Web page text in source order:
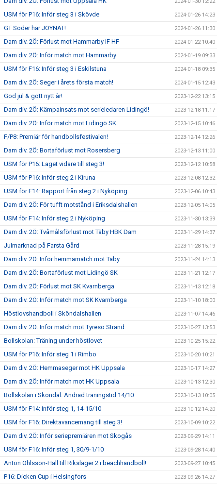
USM för P16: Inför steg 3 i Skövde 2024-01-26 14:23
GT Söder har JOYNAT! 2024-01-26 11:30
Dam div. 2Ö: Förlust mot Hammarby IF HF 2024-01-22 10:40
Dam div. 2Ö: Inför match mot Hammarby 2024-01-19 09:33
USM för F16: Inför steg 3 i Eskilstuna 2024-01-18 09:35
Dam div. 2Ö: Seger i årets första match! 2024-01-15 12:43
God jul & gott nytt år! 2023-12-22 13:15
Dam div. 2Ö: Kämpainsats mot serieledaren Lidingö! 2023-12-18 11:17
Dam div. 2Ö: Inför match mot Lidingö SK 2023-12-15 10:46
F/P8: Premiär för handbollsfestivalen! 2023-12-14 12:26
Dam div. 2Ö: Bortaförlust mot Rosersberg 2023-12-13 11:00
USM för P16: Laget vidare till steg 3! 2023-12-12 10:58
USM för P16: Inför steg 2 i Kiruna 2023-12-08 12:32
USM för F14: Rapport från steg 2 i Nyköping 2023-12-06 10:43
Dam div. 2Ö: För tufft motstånd i Eriksdalshallen 2023-12-05 14:05
USM för F14: Inför steg 2 i Nyköping 2023-11-30 13:39
Dam div. 2Ö: Tvåmålsförlust mot Täby HBK Dam 2023-11-29 14:37
Julmarknad på Farsta Gård 2023-11-28 15:19
Dam div. 2Ö: Inför hemmamatch mot Täby 2023-11-24 14:13
Dam div. 2Ö: Bortaförlust mot Lidingö SK 2023-11-21 12:17
Dam div. 2Ö: Förlust mot SK Kvarnberga 2023-11-13 12:18
Dam div. 2Ö: Inför match mot SK Kvarnberga 2023-11-10 18:00
Höstlovshandboll i Sköndalshallen 2023-11-07 14:46
Dam div. 2Ö: Inför match mot Tyresö Strand 2023-10-27 13:53
Bollskolan: Träning under höstlovet 2023-10-25 15:22
USM för P16: Inför steg 1 i Rimbo 2023-10-20 10:21
Dam div. 2Ö: Hemmaseger mot HK Uppsala 2023-10-17 14:27
Dam div. 2Ö: Inför match mot HK Uppsala 2023-10-13 12:30
Bollskolan i Sköndal: Ändrad träningstid 14/10 2023-10-13 10:05
USM för F14: Inför steg 1, 14-15/10 2023-10-12 14:20
USM för F16: Direktavancemang till steg 3! 2023-10-09 10:22
Dam div. 2Ö: Inför seriepremiären mot Skogås 2023-09-29 14:11
USM för F16: Inför steg 1, 30/9-1/10 2023-09-28 14:40
Anton Ohlsson-Hall till Riksläger 2 i beachhandboll! 2023-09-27 10:45
P16: Dicken Cup i Helsingfors 2023-09-26 14:27